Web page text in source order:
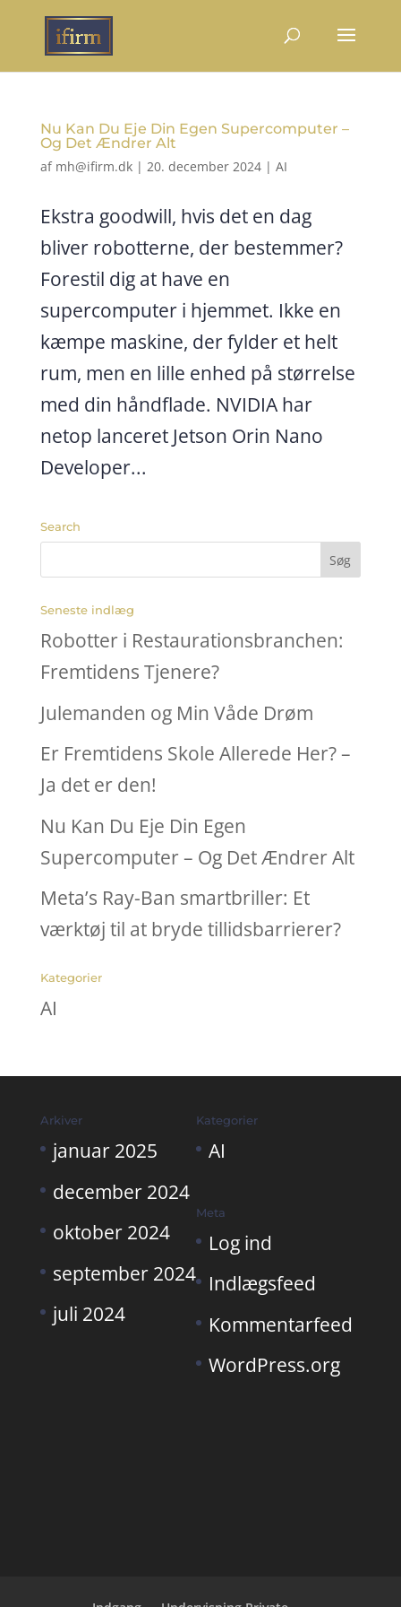
Nu Kan Du Eje Din Egen Supercomputer –
Og Det Ændrer Alt
af mh@ifirm.dk| 20. december 2024| AI
Ekstra goodwill, hvis det en dag
bliver robotterne, der bestemmer?
Forestil dig at have en
supercomputer i hjemmet. Ikke en
kæmpe maskine, der fylder et helt
rum, men en lille enhed på størrelse
med din håndflade. NVIDIA har
netop lanceret Jetson Orin Nano
Developer...
Search
Seneste indlæg
Robotter i Restaurationsbranchen:
Fremtidens Tjenere?
Julemanden og Min Våde Drøm
Er Fremtidens Skole Allerede Her? –
Ja det er den!
Nu Kan Du Eje Din Egen
Supercomputer – Og Det Ændrer Alt
Meta’s Ray-Ban smartbriller: Et
værktøj til at bryde tillidsbarrierer?
Kategorier
AI
Arkiver
januar 2025
december 2024
oktober 2024
september 2024
juli 2024
Kategorier
AI
Meta
Log ind
Indlægsfeed
Kommentarfeed
WordPress.org